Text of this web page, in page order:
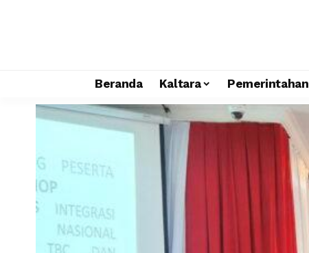
Beranda Kaltara Pemerintahan